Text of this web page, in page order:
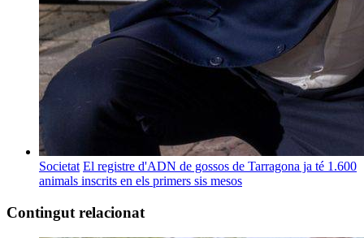
Societat El registre d'ADN de gossos de Tarragona ja té 1.600
animals inscrits en els primers sis mesos
Contingut relacionat